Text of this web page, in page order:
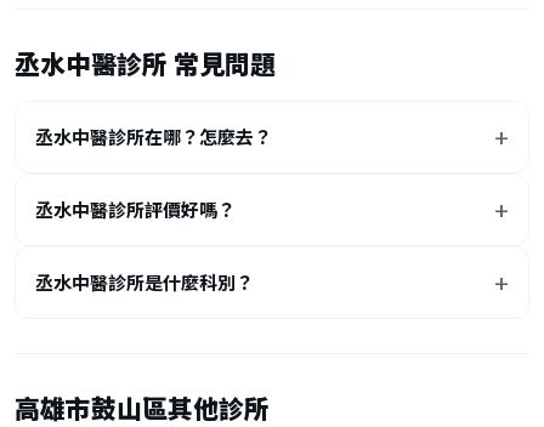
丞水中醫診所 常見問題
丞水中醫診所在哪？怎麼去？
丞水中醫診所評價好嗎？
丞水中醫診所是什麼科別？
高雄市鼓山區其他診所